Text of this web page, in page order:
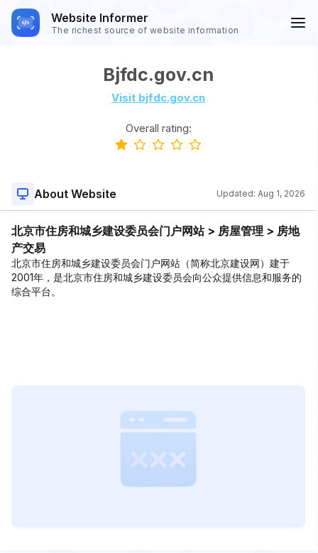
Website Informer
The richest source of website information
Bjfdc.gov.cn
Visit bjfdc.gov.cn
Overall rating:
About Website Updated: Aug 1, 2026
北京市住房和城乡建设委员会门户网站 > 房屋管理 > 房地
产交易
北京市住房和城乡建设委员会门户网站（简称北京建设网）建于
2001年，是北京市住房和城乡建设委员会向公众提供信息和服务的
综合平台。